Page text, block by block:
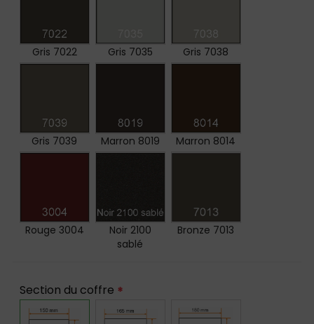
Gris 7022 Gris 7035 Gris 7038
Gris 7039 Marron 8019 Marron 8014
Rouge 3004
Noir 2100
sablé
Bronze 7013
Section du coffre *